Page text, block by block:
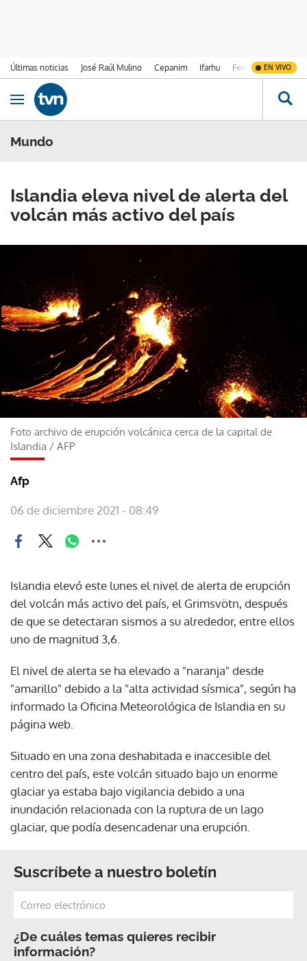
Últimas noticias José Raúl Mulino Cepanim Ifarhu Fenómeno de El
EN VIVO
Ir al contenido
Obrir navegació
Mundo
Islandia eleva nivel de alerta del
volcán más activo del país
Foto archivo de erupción volcánica cerca de la capital de
Islandia / AFP
Afp
06 de diciembre 2021 - 08:49
Islandia elevó este lunes el nivel de alerta de erupción
del volcán más activo del país, el Grimsvötn, después
de que se detectaran sismos a su alrededor, entre ellos
uno de magnitud 3,6.
El nivel de alerta se ha elevado a "naranja" desde
"amarillo" debido a la "alta actividad sísmica", según ha
informado la Oficina Meteorológica de Islandia en su
página web.
Situado en una zona deshabitada e inaccesible del
centro del país, este volcán situado bajo un enorme
glaciar ya estaba bajo vigilancia debido a una
inundación relacionada con la ruptura de un lago
glaciar, que podía desencadenar una erupción.
Suscríbete a nuestro boletín
¿De cuáles temas quieres recibir
información?